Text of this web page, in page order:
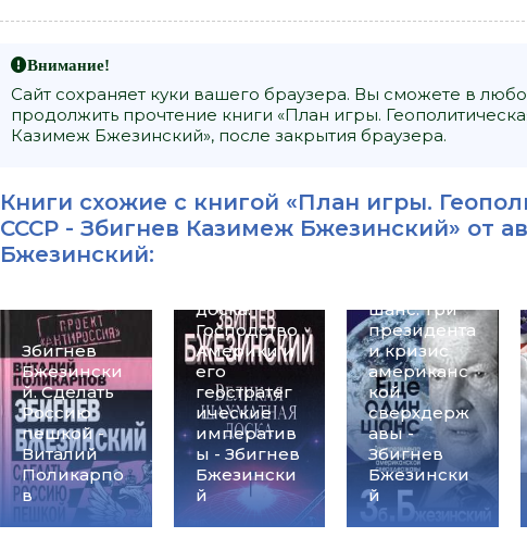
Внимание!
Сайт сохраняет куки вашего браузера. Вы сможете в
продолжить прочтение книги «План игры.
Казимеж Бжезинский», после закрытия браузера.
Книги схожие с книгой «План игры.
СССР - Збигнев Казимеж Бжезинский» от
Бжезинский:
Збигнев
Бжезински
й. Сделать
Россию
пешкой -
Виталий
Поликарпо
в
доска.
Господство
Америки и
его
геостратег
ические
императив
ы - Збигнев
Бжезински
й
шанс. Три
президента
и кризис
американс
кой
сверхдерж
авы -
Збигнев
Бжезински
й